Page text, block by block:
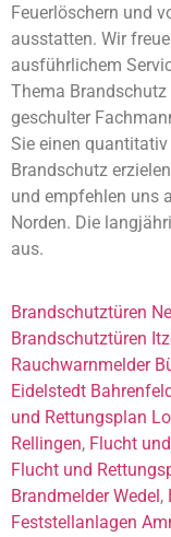
Feuerlöschern und
ausstatten. Wir
ausführlichem
Thema
geschulter
Sie einen
Brandschutz
und empfehlen uns
Norden. Die
aus.
Brandschutztüren
Brandschutztüren
Rauchwarnmelder
Eidelstedt Bahrenfeld
und Rettungsplan
Rellingen, Flucht
Flucht und
Brandmelder Wedel ,
Feststellanlagen